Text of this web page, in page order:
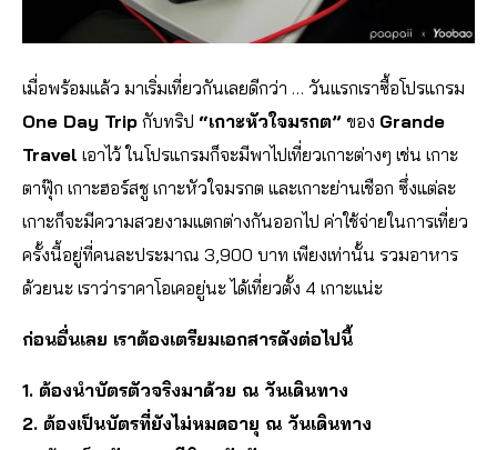
เมื่อพร้อมแล้ว มาเริ่มเที่ยวกันเลยดีกว่า … วันแรกเราซื้อโปรแกรม
One Day Trip กับทริป “เกาะหัวใจมรกต” ของ Grande
Travel เอาไว้ ในโปรแกรมก็จะมีพาไปเที่ยวเกาะต่างๆ เช่น เกาะ
ตาฟุ๊ก เกาะฮอร์สชู เกาะหัวใจมรกต และเกาะย่านเชือก ซึ่งแต่ละ
เกาะก็จะมีความสวยงามแตกต่างกันออกไป ค่าใช้จ่ายในการเที่ยว
ครั้งนี้อยู่ที่คนละประมาณ 3,900 บาท เพียงเท่านั้น รวมอาหาร
ด้วยนะ เราว่าราคาโอเคอยู่นะ ได้เที่ยวตั้ง 4 เกาะแน่ะ
ก่อนอื่นเลย เราต้องเตรียมเอกสารดังต่อไปนี้
1. ต้องนำบัตรตัวจริงมาด้วย ณ วันเดินทาง
2. ต้องเป็นบัตรที่ยังไม่หมดอายุ ณ วันเดินทาง